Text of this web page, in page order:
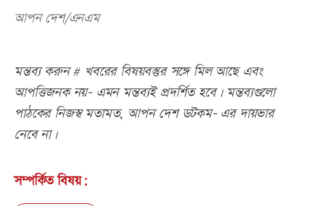
আপন দেশ/এনএম
মন্তব্য করুন # খবরের বিষয়বস্তুর সঙ্গে মিল আছে এবং
আপত্তিজনক নয়- এমন মন্তব্যই প্রদর্শিত হবে। মন্তব্যগুলো
পাঠকের নিজস্ব মতামত, আপন দেশ ডটকম- এর দায়ভার
নেবে না।
সম্পর্কিত বিষয়: